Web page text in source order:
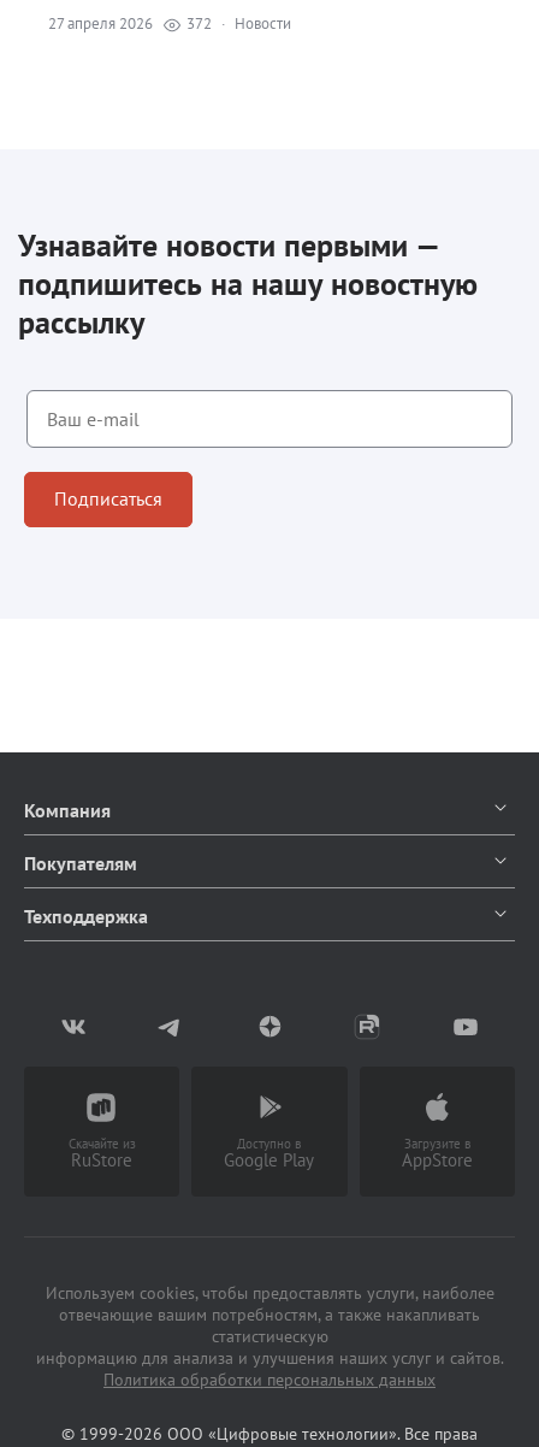
27 апреля 2026 372 · Новости
Узнавайте новости первыми —
подпишитесь на нашу новостную
рассылку
Подписаться
Компания
О компании
Блог
Покупателям
Каталог продуктов
Партнерство
Техподдержка
Скачайте из
RuStore
Доступно в
Google Play
Загрузите в
AppStore
Используем cookies, чтобы предоставлять услуги, наиболее
отвечающие вашим потребностям, а также накапливать
статистическую
информацию для анализа и улучшения наших услуг и сайтов.
Политика обработки персональных данных
© 1999-2026 ООО «Цифровые технологии». Все права